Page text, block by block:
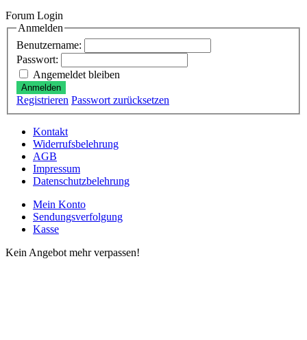
Forum Login
Anmelden
Benutzername:
Passwort:
Angemeldet bleiben
Anmelden
Registrieren Passwort zurücksetzen
Kontakt
Widerrufsbelehrung
AGB
Impressum
Datenschutzbelehrung
Mein Konto
Sendungsverfolgung
Kasse
Kein Angebot mehr verpassen!